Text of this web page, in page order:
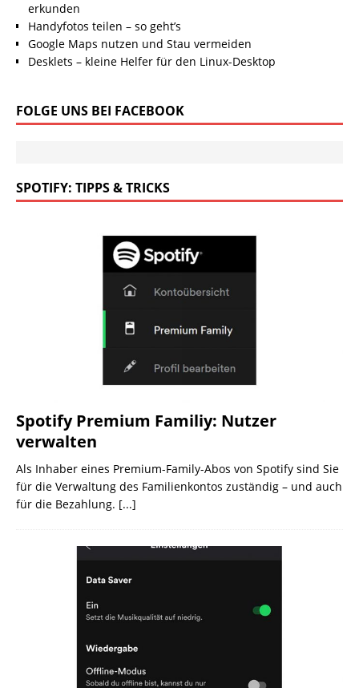
erkunden
Handyfotos teilen – so geht’s
Google Maps nutzen und Stau vermeiden
Desklets – kleine Helfer für den Linux-Desktop
FOLGE UNS BEI FACEBOOK
SPOTIFY: TIPPS & TRICKS
Spotify Premium Familiy: Nutzer
verwalten
Als Inhaber eines Premium-Family-Abos von Spotify sind Sie
für die Verwaltung des Familienkontos zuständig – und auch
für die Bezahlung. [...]